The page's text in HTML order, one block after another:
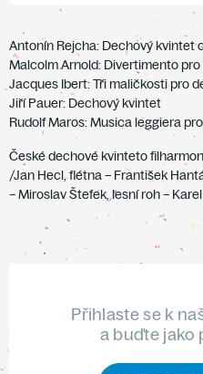
Antonín Rejcha: Dechový kvintet
Malcolm Arnold: Divertimento
Jacques Ibert: Tři maličkosti pro
Jiří Pauer: Dechový kvintet
Rudolf Maros: Musica leggiera
České dechové kvinteto
/Jan Hecl, flétna – František
– Miroslav Štefek, lesní roh –
Přihlaste se k
a buďte jako